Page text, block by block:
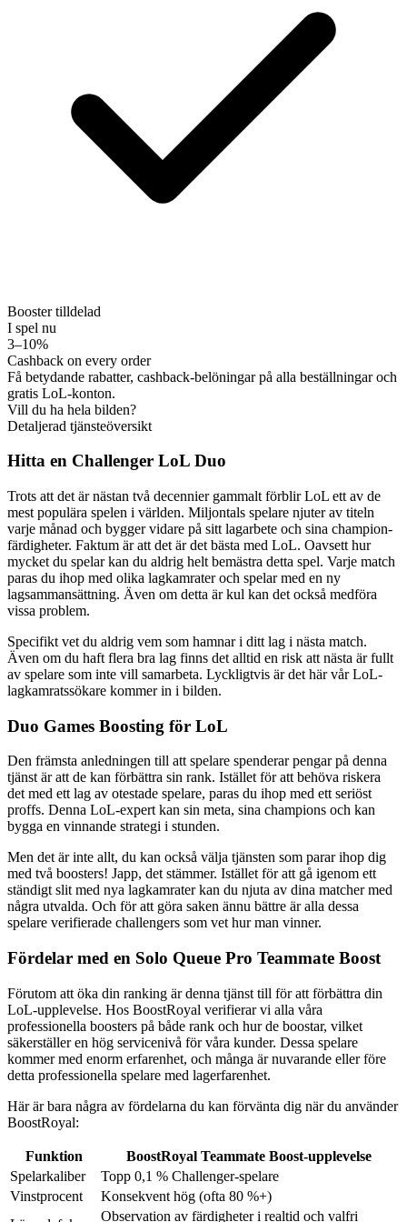
Booster tilldelad
I spel nu
3–10%
Cashback on every order
Få betydande rabatter, cashback-belöningar på alla beställningar och
gratis LoL-konton.
Vill du ha hela bilden?
Detaljerad tjänsteöversikt
Hitta en Challenger LoL Duo
Trots att det är nästan två decennier gammalt förblir LoL ett av de
mest populära spelen i världen. Miljontals spelare njuter av titeln
varje månad och bygger vidare på sitt lagarbete och sina champion-
färdigheter. Faktum är att det är det bästa med LoL. Oavsett hur
mycket du spelar kan du aldrig helt bemästra detta spel. Varje match
paras du ihop med olika lagkamrater och spelar med en ny
lagsammansättning. Även om detta är kul kan det också medföra
vissa problem.
Specifikt vet du aldrig vem som hamnar i ditt lag i nästa match.
Även om du haft flera bra lag finns det alltid en risk att nästa är fullt
av spelare som inte vill samarbeta. Lyckligtvis är det här vår LoL-
lagkamratssökare kommer in i bilden.
Duo Games Boosting för LoL
Den främsta anledningen till att spelare spenderar pengar på denna
tjänst är att de kan förbättra sin rank. Istället för att behöva riskera
det med ett lag av otestade spelare, paras du ihop med ett seriöst
proffs. Denna LoL-expert kan sin meta, sina champions och kan
bygga en vinnande strategi i stunden.
Men det är inte allt, du kan också välja tjänsten som parar ihop dig
med två boosters! Japp, det stämmer. Istället för att gå igenom ett
ständigt slit med nya lagkamrater kan du njuta av dina matcher med
några utvalda. Och för att göra saken ännu bättre är alla dessa
spelare verifierade challengers som vet hur man vinner.
Fördelar med en Solo Queue Pro Teammate Boost
Förutom att öka din ranking är denna tjänst till för att förbättra din
LoL-upplevelse. Hos BoostRoyal verifierar vi alla våra
professionella boosters på både rank och hur de boostar, vilket
säkerställer en hög servicenivå för våra kunder. Dessa spelare
kommer med enorm erfarenhet, och många är nuvarande eller före
detta professionella spelare med lagerfarenhet.
Här är bara några av fördelarna du kan förvänta dig när du använder
BoostRoyal:
Funktion
BoostRoyal Teammate Boost-upplevelse
Spelarkaliber
Topp 0,1 % Challenger-spelare
Vinstprocent
Konsekvent hög (ofta 80 %+)
Observation av färdigheter i realtid och valfri